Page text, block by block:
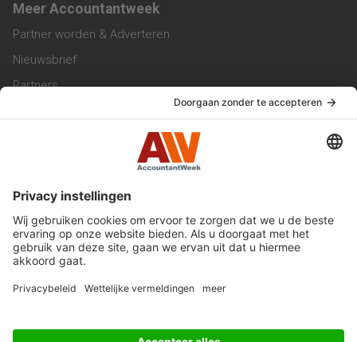
Meer Accountantweek
Partner worden & Adverteren
Nieuwsbrief
Partners
Werken bij ons
Privacy Statement
Algemene Voorwaarden
Privacyinstellingen